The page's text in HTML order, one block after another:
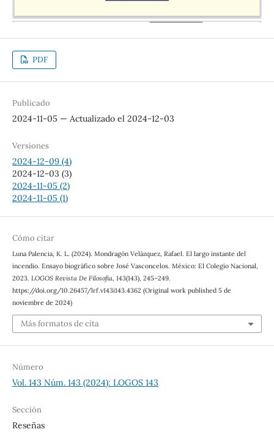
PDF
Publicado
2024-11-05 — Actualizado el 2024-12-03
Versiones
2024-12-09 (4)
2024-12-03 (3)
2024-11-05 (2)
2024-11-05 (1)
Cómo citar
Luna Palencia, K. L. (2024). Mondragón Velázquez, Rafael. El largo instante del
incendio. Ensayo biográfico sobre José Vasconcelos. México: El Colegio Nacional,
2023. LOGOS Revista De Filosofía, 143(143), 245–249.
https://doi.org/10.26457/lrf.v143i143.4362 (Original work published 5 de
noviembre de 2024)
Más formatos de cita
Número
Vol. 143 Núm. 143 (2024): LOGOS 143
Sección
Reseñas